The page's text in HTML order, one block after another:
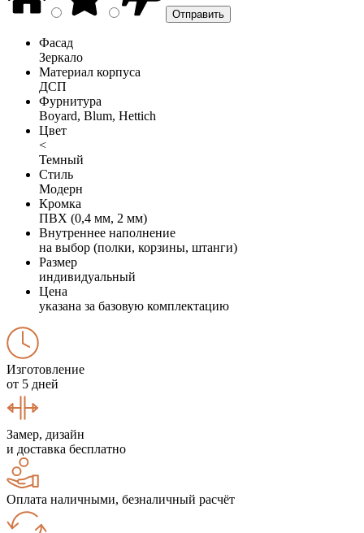
Фасад
Зеркало
Материал корпуса
ДСП
Фурнитура
Boyard, Blum, Hettich
Цвет
<
Темный
Стиль
Модерн
Кромка
ПВХ (0,4 мм, 2 мм)
Внутреннее наполнение
на выбор (полки, корзины, штанги)
Размер
индивидуальный
Цена
указана за базовую комплектацию
Изготовление
от 5 дней
Замер, дизайн
и доставка бесплатно
Оплата наличными, безналичный расчёт